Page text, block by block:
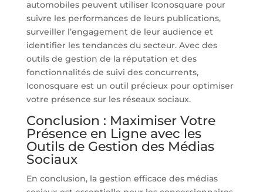
automobiles peuvent utiliser Iconosquare pour
suivre les performances de leurs publications,
surveiller l’engagement de leur audience et
identifier les tendances du secteur. Avec des
outils de gestion de la réputation et des
fonctionnalités de suivi des concurrents,
Iconosquare est un outil précieux pour optimiser
votre présence sur les réseaux sociaux.
Conclusion : Maximiser Votre
Présence en Ligne avec les
Outils de Gestion des Médias
Sociaux
En conclusion, la gestion efficace des médias